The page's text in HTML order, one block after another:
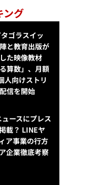
ング
ゴラスイッ
と教育出版が
た映像教材
る算数」、月額
人向けストリ
信を開始
ースにプレス
載？ LINEヤ
ア事業の行方
企業徹底考察